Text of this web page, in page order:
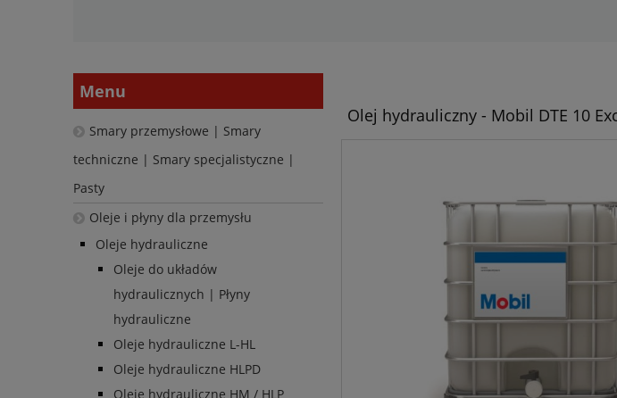
Menu
Smary przemysłowe | Smary
techniczne | Smary specjalistyczne |
Pasty
Oleje i płyny dla przemysłu
Oleje hydrauliczne
Oleje do układów
hydraulicznych | Płyny
hydrauliczne
Oleje hydrauliczne L-HL
Oleje hydrauliczne HLPD
Oleje hydrauliczne HM / HLP
Olej hydrauliczny - Mobil DTE 10